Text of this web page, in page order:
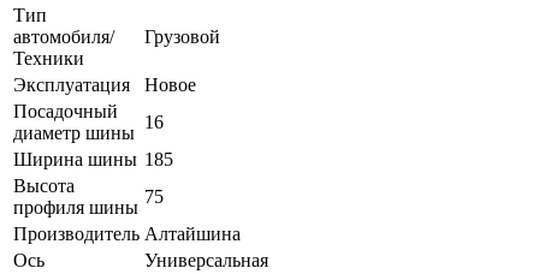
Тип
автомобиля/
Техники
Грузовой
Эксплуатация
Новое
Посадочный
диаметр шины
16
Ширина шины 185
Высота
профиля шины
75
Производитель Алтайшина
Ось
Универсальная